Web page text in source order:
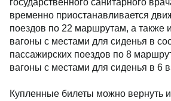
государственного санитарного
временно приостанавливается
поездов по 22 маршрутам, а также
вагоны с местами для сиденья в
пассажирских поездов по 8
вагоны с местами для сиденья в 6
Купленные билеты можно вернуть